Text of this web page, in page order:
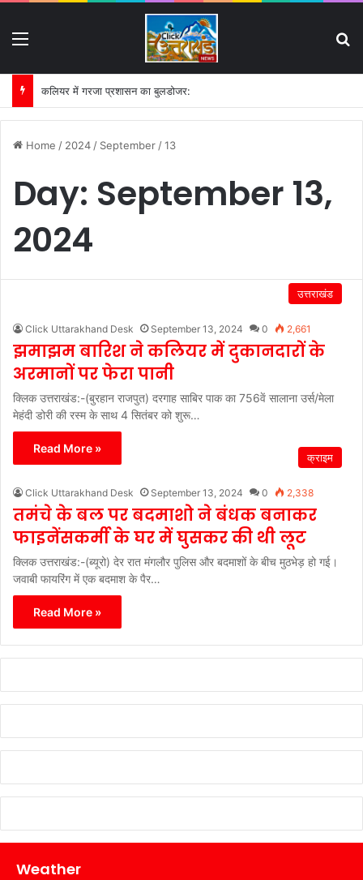
कलियर में गरजा प्रशासन का बुलडोजर:
Home / 2024 / September /13
Day: September 13,
2024
उत्तराखंड
Click Uttarakhand Desk September 13, 2024 0 2,661
झमाझम बारिश ने कलियर में दुकानदारों के
अरमानों पर फेरा पानी
क्लिक उत्तराखंड:-(बुरहान राजपुत) दरगाह साबिर पाक का 756वें सालाना उर्स/मेला
मेहंदी डोरी की रस्म के साथ 4 सितंबर को शुरू…
Read More »
क्राइम
Click Uttarakhand Desk September 13, 2024 0 2,338
तमंचे के बल पर बदमाशो ने बंधक बनाकर
फाइनेंसकर्मी के घर में घुसकर की थी लूट
क्लिक उत्तराखंड:-(ब्यूरो) देर रात मंगलौर पुलिस और बदमाशों के बीच मुठभेड़ हो गई।
जवाबी फायरिंग में एक बदमाश के पैर…
Read More »
Weather